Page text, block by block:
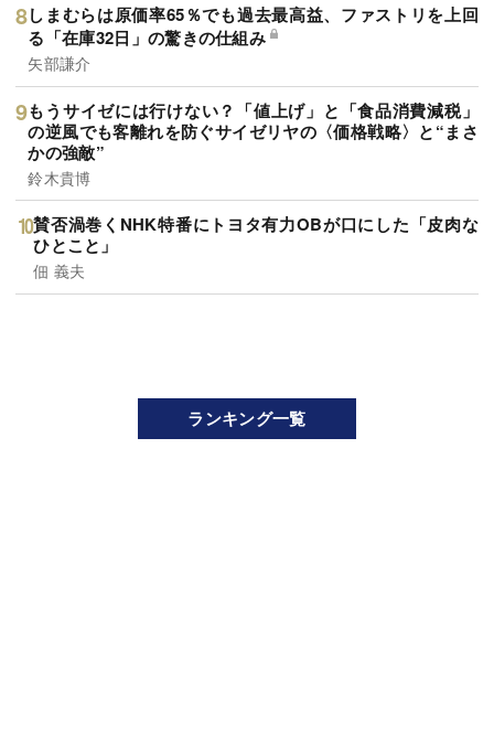
しまむらは原価率65％でも過去最高益、ファストリを上回
る「在庫32日」の驚きの仕組み
矢部謙介
もうサイゼには行けない？「値上げ」と「食品消費減税」
の逆風でも客離れを防ぐサイゼリヤの〈価格戦略〉と“まさ
かの強敵”
鈴木貴博
賛否渦巻くNHK特番にトヨタ有力OBが口にした「皮肉な
ひとこと」
佃 義夫
ランキング一覧